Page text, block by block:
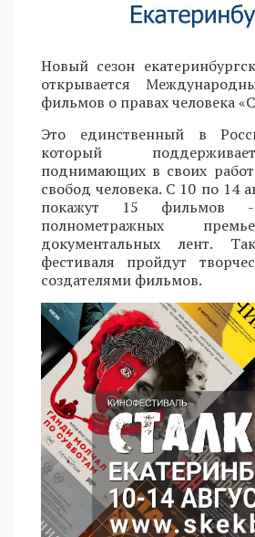
Новый сезон
открывается
фильмов о правах человека
Это единственный в
который
поднимающих в своих
свобод человека. С 10 по 14
покажут 15 фильмов
полнометражных
документальных лент.
фестиваля пройдут
создателями фильмов.